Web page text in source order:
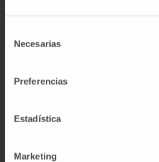
Necesarias
Preferencias
Estadística
Marketing